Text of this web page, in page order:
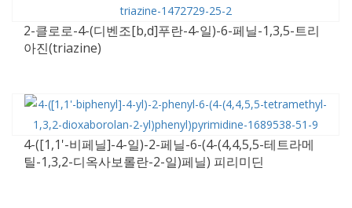
2-클로로-4-(디벤조[b,d]푸란-4-일)-6-페닐-1,3,5-트리
아진(triazine)
4-([1,1'-비페닐]-4-일)-2-페닐-6-(4-(4,4,5,5-테트라메
틸-1,3,2-디옥사보롤란-2-일)페닐) 피리미딘